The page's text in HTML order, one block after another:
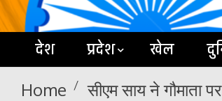
देश प्रदेश खेल
Home सीएम साय ने गौमाता